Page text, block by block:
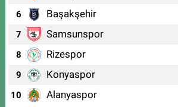
6 Başakşehir
7 Samsunspor
8 Rizespor
9 Konyaspor
10 Alanyaspor